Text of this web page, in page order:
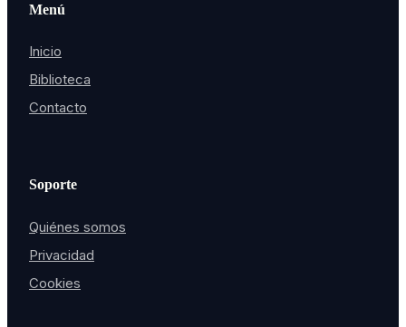
Menú
Inicio
Biblioteca
Contacto
Soporte
Quiénes somos
Privacidad
Cookies